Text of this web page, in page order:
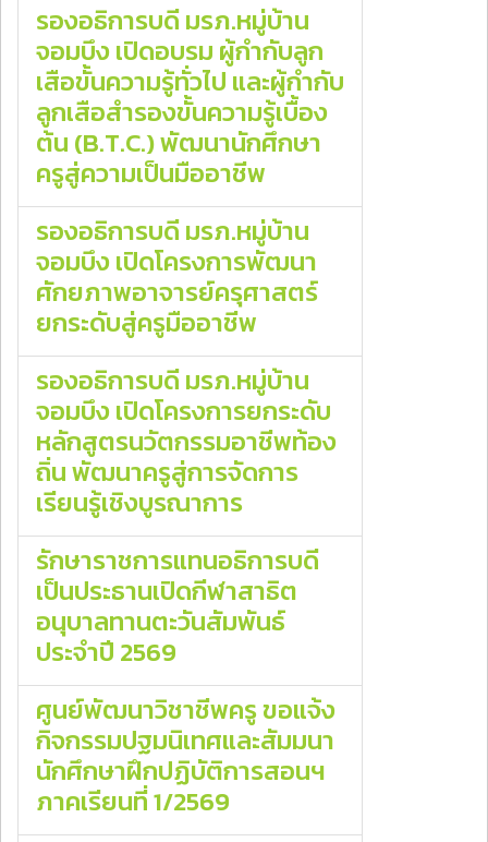
รองอธิการบดี มรภ.หมู่บ้าน
จอมบึง เปิดอบรม ผู้กำกับลูก
เสือขั้นความรู้ทั่วไป และผู้กำกับ
ลูกเสือสำรองขั้นความรู้เบื้อง
ต้น (B.T.C.) พัฒนานักศึกษา
ครูสู่ความเป็นมืออาชีพ
รองอธิการบดี มรภ.หมู่บ้าน
จอมบึง เปิดโครงการพัฒนา
ศักยภาพอาจารย์ครุศาสตร์
ยกระดับสู่ครูมืออาชีพ
รองอธิการบดี มรภ.หมู่บ้าน
จอมบึง เปิดโครงการยกระดับ
หลักสูตรนวัตกรรมอาชีพท้อง
ถิ่น พัฒนาครูสู่การจัดการ
เรียนรู้เชิงบูรณาการ
รักษาราชการแทนอธิการบดี
เป็นประธานเปิดกีฬาสาธิต
อนุบาลทานตะวันสัมพันธ์
ประจำปี 2569
ศูนย์พัฒนาวิชาชีพครู ขอแจ้ง
กิจกรรมปฐมนิเทศและสัมมนา
นักศึกษาฝึกปฏิบัติการสอนฯ
ภาคเรียนที่ 1/2569